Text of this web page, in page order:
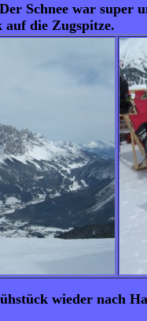
Schnee war super
auf die Zugspitze.
wieder nach